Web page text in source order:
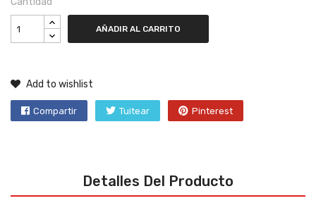
AÑADIR AL CARRITO
Add to wishlist
Compartir Tuitear Pinterest
Detalles Del Producto